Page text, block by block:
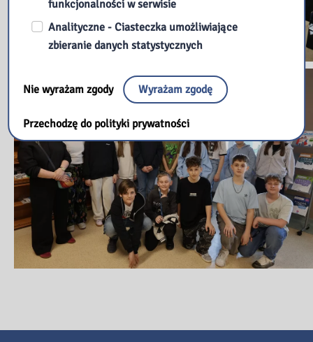
funkcjonalności w serwisie
Analityczne - Ciasteczka umożliwiające
zbieranie danych statystycznych
Nie wyrażam zgody Wyrażam zgodę
Przechodzę do polityki prywatności